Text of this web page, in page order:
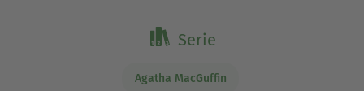
Serie
Agatha MacGuffin